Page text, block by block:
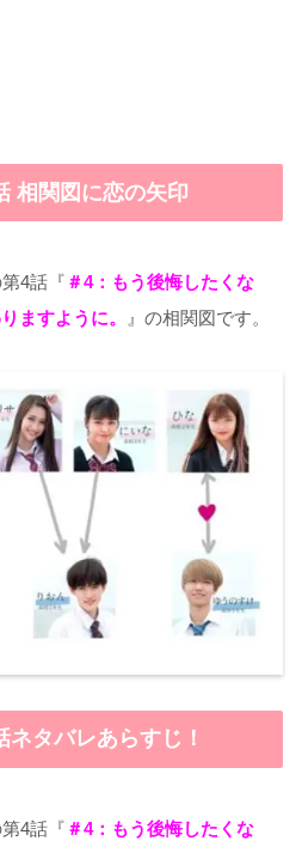
相関図に恋の矢印
第4話『 ＃4：もう後悔したくな
ますように。
』の相関図です。
タバレあらすじ！
4話『 ＃4：もう後悔したくな